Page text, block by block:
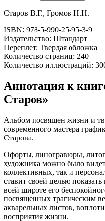
Старов В.Г., Громов Н.Н.
ISBN: 978-5-990-25-95-3-9
Издательство: Штандарт
Переплет: Твердая обложка
Количество страниц: 240
Количество иллюстраций:
Аннотация к
Старов»
Альбом посвящен жизни и
современного мастера
Старова.
Офорты, линогравюры,
художника можно было
коллективных, так и
ставит своей целью
всей широте его
посвященных трагическим
акварельных листов,
восприятия жизни.